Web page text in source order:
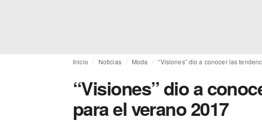
Inicio Noticias Moda “Visiones” dio a conocer las
“Visiones” dio a
para el verano 2017